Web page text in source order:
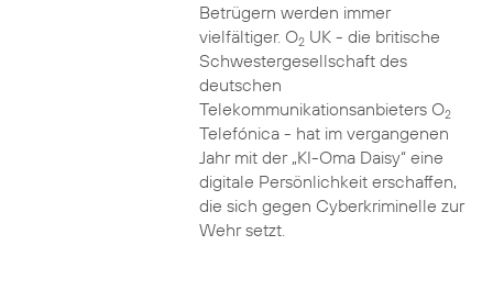
Betrügern werden immer
vielfältiger. O2UK - die britische
Schwestergesellschaft des
deutschen
Telekommunikationsanbieters O2
Telefónica - hat im vergangenen
Jahr mit der „KI-Oma Daisy“ eine
digitale Persönlichkeit erschaffen,
die sich gegen Cyberkriminelle zur
Wehr setzt.